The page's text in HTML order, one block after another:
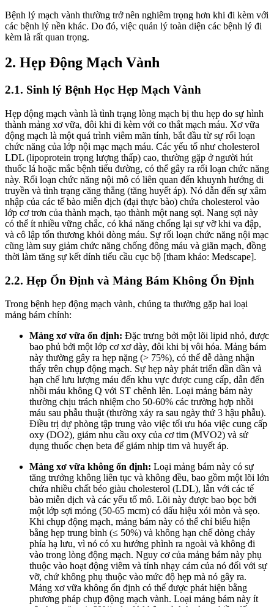
Bệnh lý mạch vành thường trở nên nghiêm trọng hơn khi đi kèm với
các bệnh lý nền khác. Do đó, việc quản lý toàn diện các bệnh lý đi
kèm là rất quan trọng.
2. Hẹp Động Mạch Vành
2.1. Sinh lý Bệnh Học Hẹp Mạch Vành
Hẹp động mạch vành là tình trạng lòng mạch bị thu hẹp do sự hình
thành mảng xơ vữa, đôi khi đi kèm với co thắt mạch máu. Xơ vữa
động mạch là một quá trình viêm mãn tính, bắt đầu từ sự rối loạn
chức năng của lớp nội mạc mạch máu. Các yếu tố như cholesterol
LDL (lipoprotein trọng lượng thấp) cao, thường gặp ở người hút
thuốc lá hoặc mắc bệnh tiểu đường, có thể gây ra rối loạn chức năng
này. Rối loạn chức năng nội mô có liên quan đến khuynh hướng di
truyền và tình trạng căng thẳng (tăng huyết áp). Nó dẫn đến sự xâm
nhập của các tế bào miễn dịch (đại thực bào) chứa cholesterol vào
lớp cơ trơn của thành mạch, tạo thành một nang sợi. Nang sợi này
có thể ít nhiều vững chắc, có khả năng chống lại sự vỡ khi va đập,
và cô lập tổn thương khỏi dòng máu. Sự rối loạn chức năng nội mạc
cũng làm suy giảm chức năng chống đông máu và giãn mạch, đồng
thời làm tăng sự kết dính tiểu cầu cục bộ [tham khảo: Medscape].
2.2. Hẹp Ổn Định và Mảng Bám Không Ổn Định
Trong bệnh hẹp động mạch vành, chúng ta thường gặp hai loại
mảng bám chính:
Mảng xơ vữa ổn định: Đặc trưng bởi một lõi lipid nhỏ, được
bao phủ bởi một lớp cơ xơ dày, đôi khi bị vôi hóa. Mảng bám
này thường gây ra hẹp nặng (> 75%), có thể dễ dàng nhận
thấy trên chụp động mạch. Sự hẹp này phát triển dần dần và
hạn chế lưu lượng máu đến khu vực được cung cấp, dẫn đến
nhồi máu không Q với ST chênh lên. Loại mảng bám này
thường chịu trách nhiệm cho 50-60% các trường hợp nhồi
máu sau phẫu thuật (thường xảy ra sau ngày thứ 3 hậu phẫu).
Điều trị dự phòng tập trung vào việc tối ưu hóa việc cung cấp
oxy (DO2), giảm nhu cầu oxy của cơ tim (MVO2) và sử
dụng thuốc chẹn beta để giảm nhịp tim và huyết áp.
Mảng xơ vữa không ổn định: Loại mảng bám này có sự
tăng trưởng không liên tục và không đều, bao gồm một lõi lớn
chứa nhiều chất béo giàu cholesterol (LDL), lẫn với các tế
bào miễn dịch và các yếu tố mô. Lõi này được bao bọc bởi
một lớp sợi mỏng (50-65 mcm) có dấu hiệu xói mòn và sẹo.
Khi chụp động mạch, mảng bám này có thể chỉ biểu hiện
bằng hẹp trung bình (≤ 50%) và không hạn chế dòng chảy
phía hạ lưu, vì nó có xu hướng phình ra ngoài và không đi
vào trong lòng động mạch. Nguy cơ của mảng bám này phụ
thuộc vào hoạt động viêm và tính nhạy cảm của nó đối với sự
vỡ, chứ không phụ thuộc vào mức độ hẹp mà nó gây ra.
Mảng xơ vữa không ổn định có thể được phát hiện bằng
phương pháp chụp động mạch vành. Loại mảng bám này ít